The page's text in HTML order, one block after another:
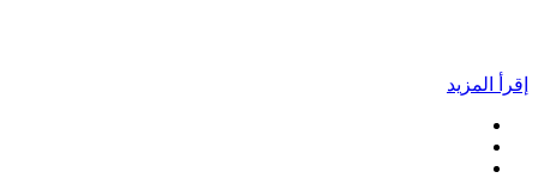
إقرأ المزيد